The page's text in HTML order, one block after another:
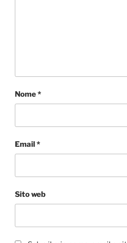
Nome*
Email*
Sito web